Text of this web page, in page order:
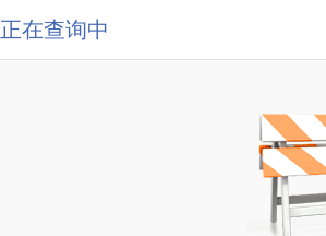
正在查询中